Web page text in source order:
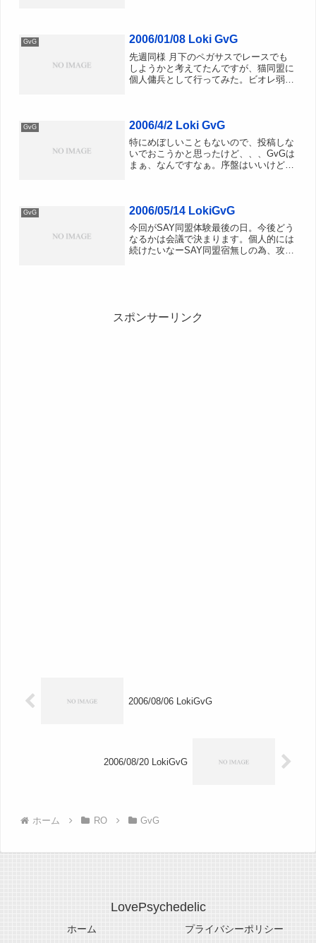
とEPRです...
GvG 2006/01/08 Loki GvG
先週同様 月下のペガサスでレースでも
しようかと考えてたんですが、猫同盟に
個人傭兵として行ってみた。ビオレ弱三
です。ﾊｲSuns...
GvG 2006/4/2 Loki GvG
特にめぼしいこともないので、投稿しな
いでおこうかと思ったけど、、、GvGは
まぁ、なんですなぁ。序盤はいいけど後
ースの難易度があがる...
GvG 2006/05/14 LokiGvG
今回がSAY同盟体験最後の日。今後どう
なるかは会議で決まります。個人的には
続けたいなーSAY同盟宿無しの為、攻め
スポンサーリンク
2006/08/06 LokiGvG
2006/08/20 LokiGvG
ホーム RO GvG
LovePsychedelic
ホーム プライバシーポリシー